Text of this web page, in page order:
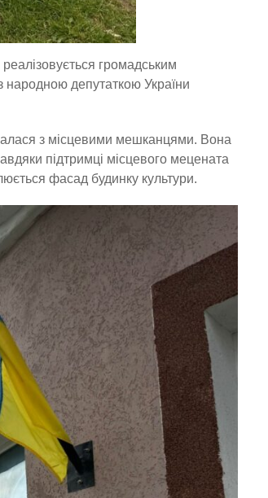
реалізовується громадським
народною депутаткою України
з місцевими мешканцями. Вона
підтримці місцевого мецената
фасад будинку культури.